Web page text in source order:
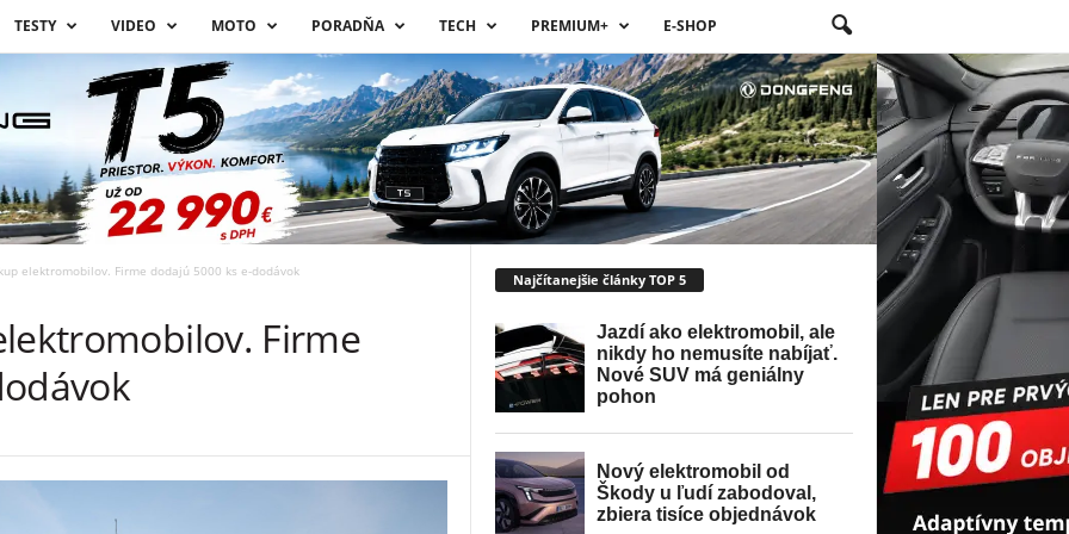
TESTY VIDEO MOTO PORADŇA TECH PREMIUM+ E-SHOP
elektromobilov. Firme dodajú 5000 ks e-dodávok
Firme
Najčítanejšie články TOP 5